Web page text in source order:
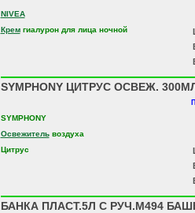
NIVEA
Кремгиалурон для лица ночной
SYMPHONY ЦИТРУС ОСВЕЖ.
SYMPHONY
Освежительвоздуха
Цитрус
БАНКА ПЛАСТ.5Л С РУЧ.М494